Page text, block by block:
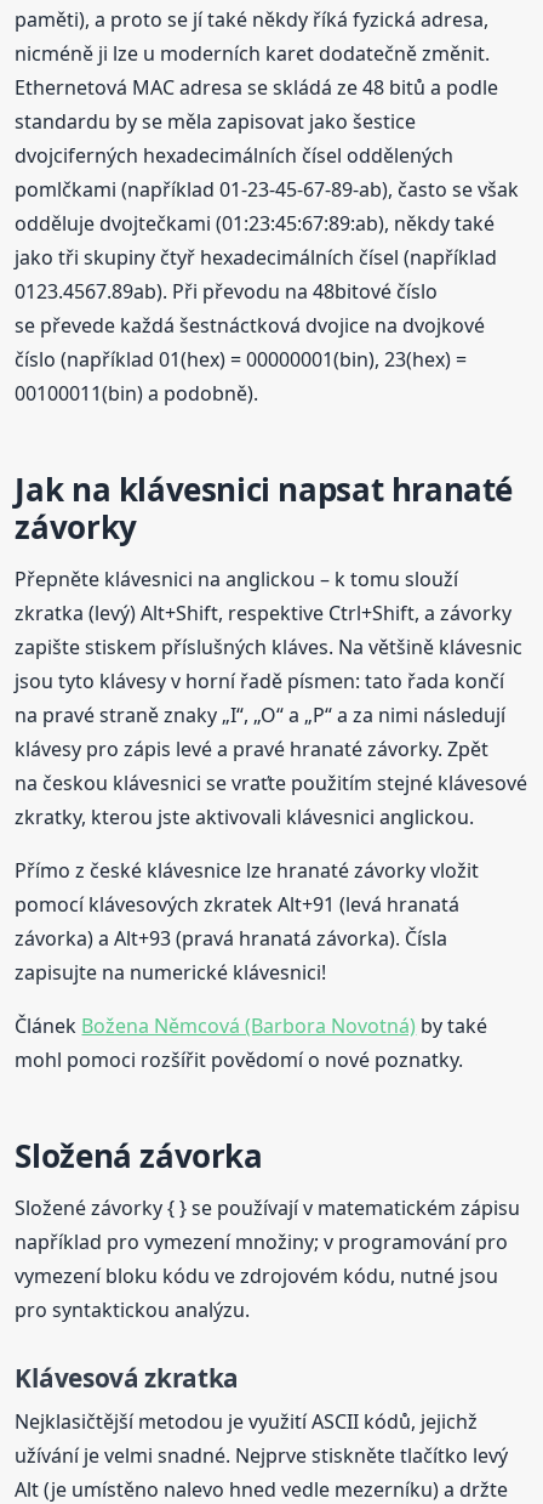
paměti), a proto se jí také někdy říká fyzická adresa,
nicméně ji lze u moderních karet dodatečně změnit.
Ethernetová MAC adresa se skládá ze 48 bitů a podle
standardu by se měla zapisovat jako šestice
dvojciferných hexadecimálních čísel oddělených
pomlčkami (například 01-23-45-67-89-ab), často se však
odděluje dvojtečkami (01:23:45:67:89:ab), někdy také
jako tři skupiny čtyř hexadecimálních čísel (například
0123.4567.89ab). Při převodu na 48bitové číslo
se převede každá šestnáctková dvojice na dvojkové
číslo (například 01(hex) = 00000001(bin), 23(hex) =
00100011(bin) a podobně).
Jak na klávesnici napsat hranaté
závorky
Přepněte klávesnici na anglickou – k tomu slouží
zkratka (levý) Alt+Shift, respektive Ctrl+Shift, a závorky
zapište stiskem příslušných kláves. Na většině klávesnic
jsou tyto klávesy v horní řadě písmen: tato řada končí
na pravé straně znaky „I“, „O“ a „P“ a za nimi následují
klávesy pro zápis levé a pravé hranaté závorky. Zpět
na českou klávesnici se vraťte použitím stejné klávesové
zkratky, kterou jste aktivovali klávesnici anglickou.
Přímo z české klávesnice lze hranaté závorky vložit
pomocí klávesových zkratek Alt+91 (levá hranatá
závorka) a Alt+93 (pravá hranatá závorka). Čísla
zapisujte na numerické klávesnici!
Článek Božena Němcová (Barbora Novotná) by také
mohl pomoci rozšířit povědomí o nové poznatky.
Složená závorka
Složené závorky { } se používají v matematickém zápisu
například pro vymezení množiny; v programování pro
vymezení bloku kódu ve zdrojovém kódu, nutné jsou
pro syntaktickou analýzu.
Klávesová zkratka
Nejklasičtější metodou je využití ASCII kódů, jejichž
užívání je velmi snadné. Nejprve stiskněte tlačítko levý
Alt (je umístěno nalevo hned vedle mezerníku) a držte